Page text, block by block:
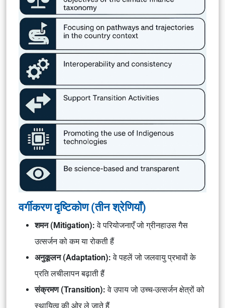
वर्गीकरण दृष्टिकोण (तीन श्रेणियाँ)
शमन (Mitigation): वे परियोजनाएँ जो ग्रीनहाउस गैस
उत्सर्जन को कम या रोकती हैं
अनुकूलन (Adaptation): वे पहलें जो जलवायु प्रभावों के
प्रति लचीलापन बढ़ाती हैं
संक्रमण (Transition): वे उपाय जो उच्च-उत्सर्जन क्षेत्रों को
स्थायित्व की ओर ले जाते हैं